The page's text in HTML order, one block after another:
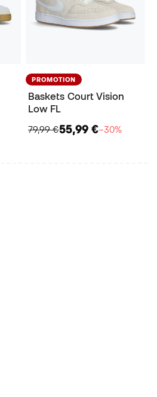
PROMOTION
Baskets Court Vision
Low FL
79,99 €55,99 €−30%